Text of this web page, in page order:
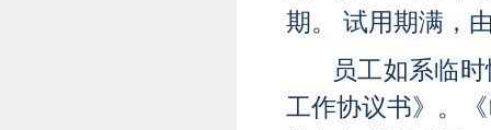
期。 试用期满，
员工如系临
工作协议书》。